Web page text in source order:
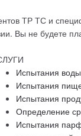
ТР ТС и
Вы не будете
Испытания воды
Испытания
Испытания
Определение
Испытания